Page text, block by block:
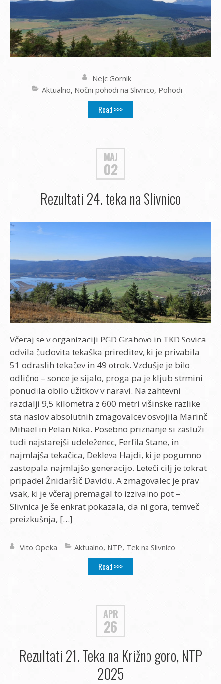
Nejc Gornik
Aktualno, Nočni pohodi na Slivnico, Pohodi
Read >>>
MAJ
02
Rezultati 24. teka na Slivnico
Včeraj se v organizaciji PGD Grahovo in TKD Sovica
odvila čudovita tekaška prireditev, ki je privabila
51 odraslih tekačev in 49 otrok. Vzdušje je bilo
odlično – sonce je sijalo, proga pa je kljub strmini
ponudila obilo užitkov v naravi. Na zahtevni
razdalji 9,5 kilometra z 600 metri višinske razlike
sta naslov absolutnih zmagovalcev osvojila Marinč
Mihael in Pelan Nika. Posebno priznanje si zasluži
tudi najstarejši udeleženec, Ferfila Stane, in
najmlajša tekačica, Dekleva Hajdi, ki je pogumno
zastopala najmlajšo generacijo. Leteči cilj je tokrat
pripadel Žnidaršič Davidu. A zmagovalec je prav
vsak, ki je včeraj premagal to izzivalno pot –
Slivnica je še enkrat pokazala, da ni gora, temveč
preizkušnja, […]
Vito Opeka Aktualno, NTP, Tek na Slivnico
Read >>>
APR
26
Rezultati 21. Teka na Križno goro, NTP
2025